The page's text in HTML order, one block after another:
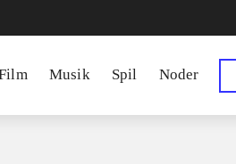
Musik Spil Noder